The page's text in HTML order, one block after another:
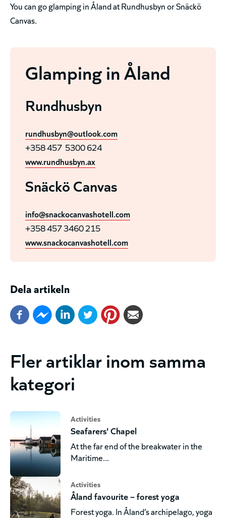
You can go glamping in Åland at Rundhusbyn or Snäckö
Canvas.
Glamping in Åland
Rundhusbyn
rundhusbyn@outlook.com
+358 457 5300 624
www.rundhusbyn.ax
Snäckö Canvas
info@snackocanvashotell.com
+358 457 3460 215
www.snackocanvashotell.com
Dela artikeln
Fler artiklar inom samma
kategori
Activities
Seafarers' Chapel
At the far end of the breakwater in the
Maritime...
Activities
Åland favourite – forest yoga
Forest yoga. In Åland’s archipelago, yoga